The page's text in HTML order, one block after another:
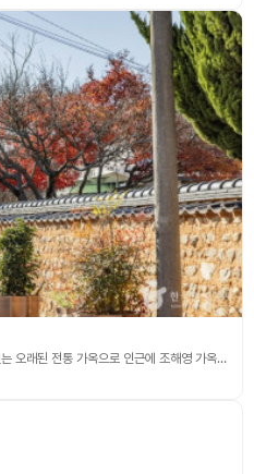
이배원 가옥은 전라북도 익산시 함라면에 있는 오래된 전통 가옥으로 인근에 조해영 가옥과 김병순 고택이 있어 토석 담장과 한옥 기와지붕 등이 어우러져 전통적 경관을 유지하고 있다. 이 집은 현 관리자의 조부인 이배원이 1917년에 지은 것으로 그는 함라면의 대표적인 부농 중 하나였다. 이씨집 외에도 당시 함라에는 소위 만석꾼으로 일컬어지는 두 명의 부호, 즉 김씨집(김안균가)과 조씨집(조해영가)이 있다. 이 집은 세 집 중에서 가장 먼저 지은 집으로 김안